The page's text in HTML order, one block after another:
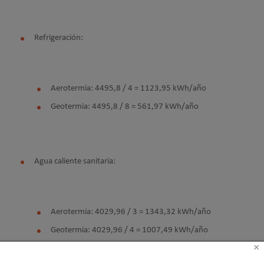
Refrigeración:
Aerotermia: 4495,8 / 4 = 1123,95 kWh/año
Geotermia: 4495,8 / 8 = 561,97 kWh/año
Agua caliente sanitaria:
Aerotermia: 4029,96 / 3 = 1343,32 kWh/año
Geotermia: 4029,96 / 4 = 1007,49 kWh/año
×